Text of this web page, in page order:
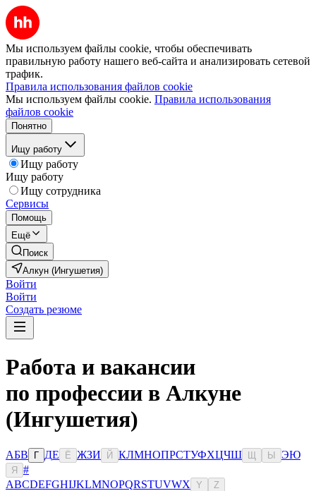
Мы используем файлы cookie, чтобы обеспечивать
правильную работу нашего веб-сайта и анализировать сетевой
трафик.
Правила использования файлов cookie
Мы используем файлы cookie. Правила использования
файлов cookie
Понятно
Ищу работу
Ищу работу
Ищу работу
Ищу сотрудника
Сервисы
Помощь
Ещё
Поиск
Алкун (Ингушетия)
Войти
Войти
Создать резюме
Работа и вакансии
по профессии в Алкуне
(Ингушетия)
АБВ Г ДЕ Ё ЖЗИ Й КЛМНОПРСТУФХЦЧШ Ы ЭЮ
Я
#
ABCDEFGHIJKLMNOPQRSTUVWX Y Z